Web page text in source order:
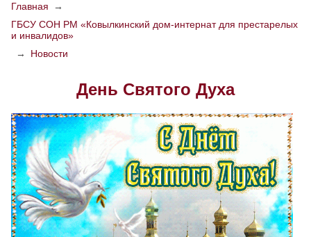
РАЗМЕР ТЕКСТА
ИЗОБРАЖЕНИЯ
Скрыть Ч/б
Настройки по умолчанию
Главная
→
ГБСУ СОН РМ «Ковылкинский дом-интернат для престарелых
и инвалидов»
→
Новости
День Святого Духа